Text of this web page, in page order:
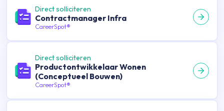
Direct solliciteren
Contractmanager Infra
CareerSpot®
Direct solliciteren
Productontwikkelaar Wonen
(Conceptueel Bouwen)
CareerSpot®